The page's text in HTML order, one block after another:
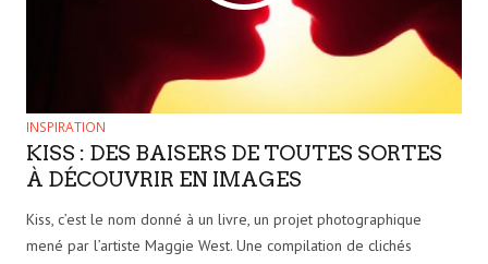
INSPIRATION
KISS : DES BAISERS DE TOUTES SORTES
À DÉCOUVRIR EN IMAGES
Kiss, c’est le nom donné à un livre, un projet photographique
mené par l’artiste Maggie West. Une compilation de clichés